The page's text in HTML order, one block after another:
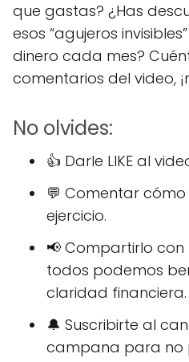
que gastas? ¿Has
esos “agujeros
dinero cada mes?
comentarios del video,
No olvides:
👍 Darle LIKE al
💬 Comentar
ejercicio.
📢 Compartirlo
todos podemos
claridad financiera.
🔔 Suscribirte al
campana para no